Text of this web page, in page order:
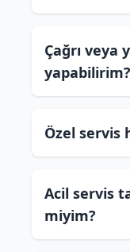
Çağrı veya
yapabilirim?
Özel servis
Acil servis
miyim?